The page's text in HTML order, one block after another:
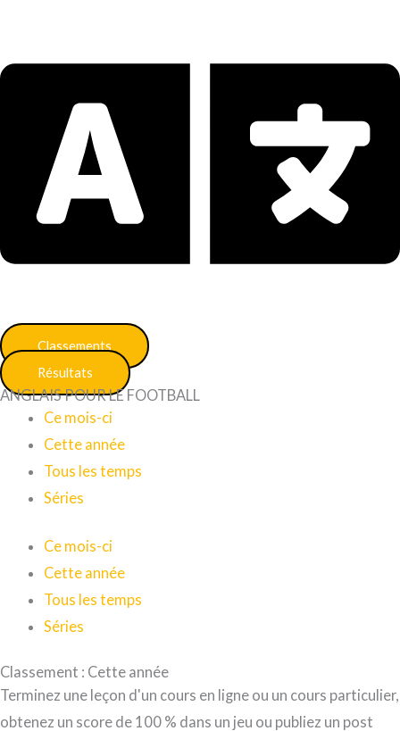
Classements
Résultats
ANGLAIS POUR LE FOOTBALL
Ce mois-ci
Cette année
Tous les temps
Séries
Ce mois-ci
Cette année
Tous les temps
Séries
Classement : Cette année
Terminez une leçon d'un cours en ligne ou un cours particulier,
obtenez un score de 100 % dans un jeu ou publiez un post